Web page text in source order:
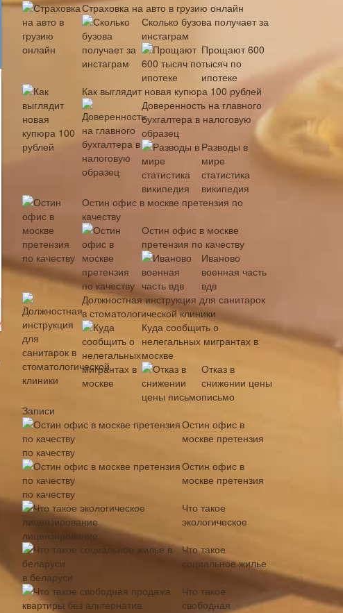
Страховка на авто в грузию онлайн
Сколько бузова получает за
инстаграм
Прощают 600
тысяч по
ипотеке
Как выглядит новая купюра 100 рублей
Доверенность на главного
бухгалтера в налоговую
образец
Разводы в
мире
статистика
википедия
Остин офис в москве претензия по
качеству
Остин офис в москве
претензия по качеству
Иваново
военная часть
вдв
Должностная инструкция для санитарок
в стоматологической клиники
Куда сообщить о
нелегальных мигрантах в
москве
Отказ в
снижении цены
письмо
Записи
Остин офис в
москве претензия
по качеству
Остин офис в
москве претензия
по качеству
Что такое
экологическое
лицензирование
Что такое
социальное жилье
в беларуси
Что такое
свободная